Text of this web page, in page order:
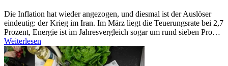
Die Inflation hat wieder angezogen, und diesmal ist der Auslöser
eindeutig: der Krieg im Iran. Im März liegt die Teuerungsrate bei 2,7
Prozent, Energie ist im Jahresvergleich sogar um rund sieben Pro…
Weiterlesen